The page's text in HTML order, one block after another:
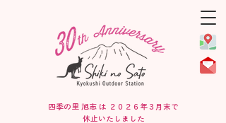
四季の里 旭志 は ２０２６年３月末で
休止いたしました